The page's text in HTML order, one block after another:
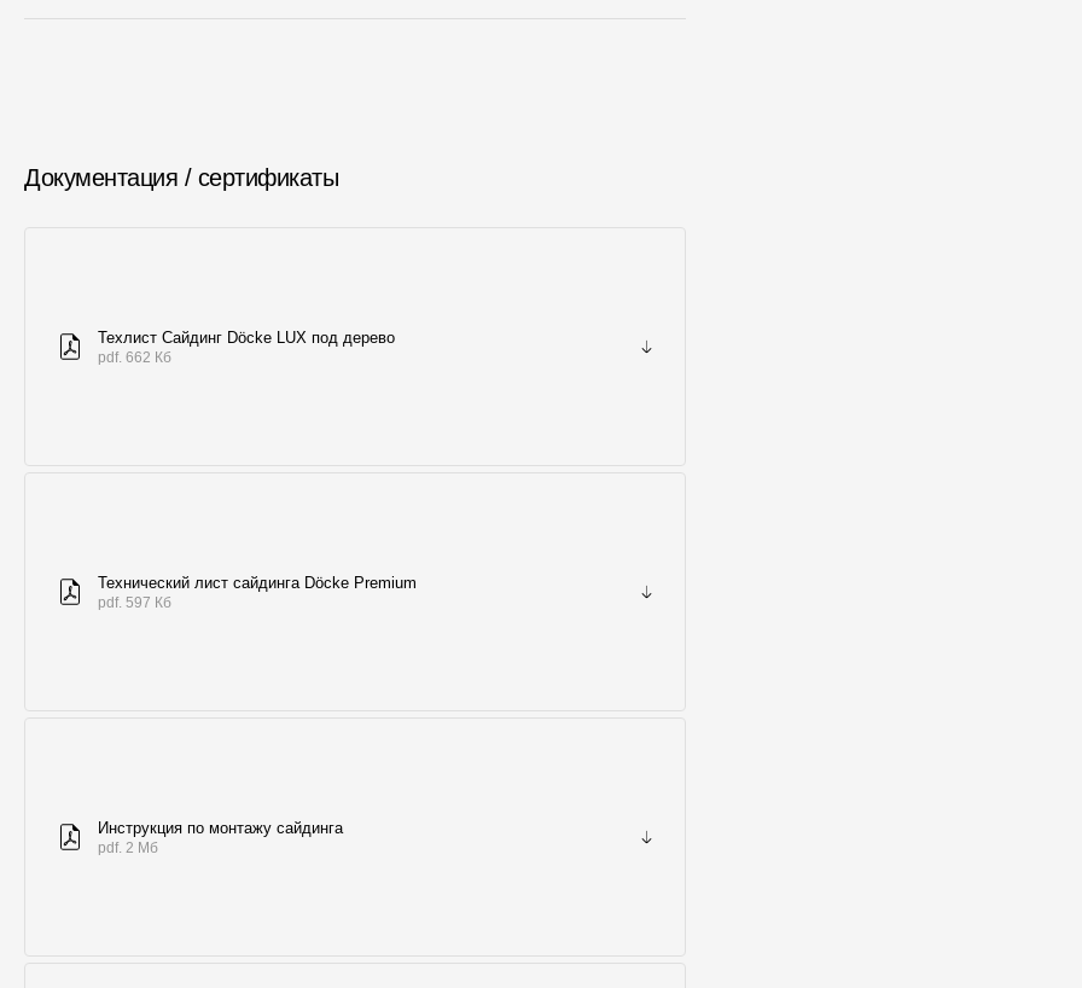
Документация / сертификаты
Техлист Сайдинг Döcke LUX под дерево
pdf. 662 Кб
Технический лист сайдинга Döcke Premium
pdf. 597 Кб
Инструкция по монтажу сайдинга
pdf. 2 Мб